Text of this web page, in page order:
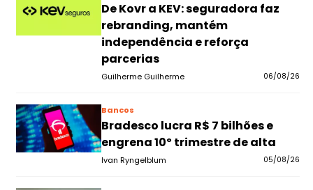
De Kovr a KEV: seguradora faz
rebranding, mantém
independência e reforça
parcerias
Guilherme Guilherme 06/08/26
Bancos
Bradesco lucra R$ 7 bilhões e
engrena 10º trimestre de alta
Ivan Ryngelblum 05/08/26